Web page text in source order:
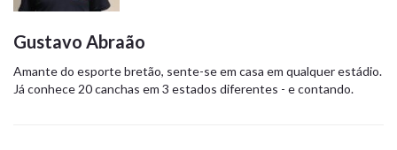
Gustavo Abraão
Amante do esporte bretão, sente-se em casa em qualquer estádio.
Já conhece 20 canchas em 3 estados diferentes - e contando.